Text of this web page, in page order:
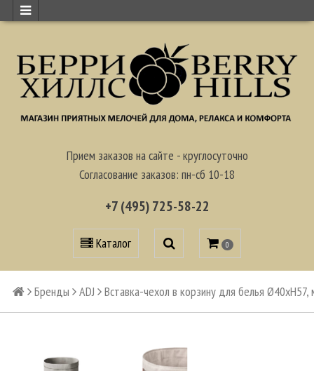
Прием заказов на сайте - круглосуточно
Согласование заказов: пн-сб 10-18
+7 (495) 725-58-22
Каталог 0
Бренды ADJ Вставка-чехол в корзину для белья Ø40xH57,